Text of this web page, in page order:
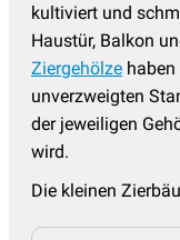
kultiviert und
Haustür, Balkon
Ziergehölze
unverzweigten
der jeweiligen
wird.
Die kleinen